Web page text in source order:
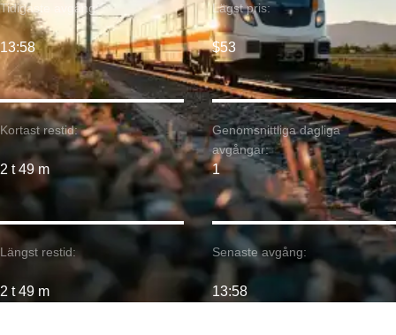
Kortast restid:
2 t 49 m
Tidigaste avgång:
13:58
Längst restid:
2 t 49 m
Lägst pris:
$53
Genomsnittliga dagliga
avgångar:
1
Senaste avgång:
13:58